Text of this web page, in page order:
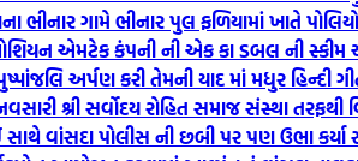
ભીનાર ગામે ભીનાર પુલ ફળિયામાં ખાતે પોલિયો
એમટેક કંપની ની એક કા ડબલ ની સ્કીમ
અર્પણ કરી તેમની યાદ માં મધુર
શ્રી સર્વોદય રોહિત સમાજ સંસ્થા
સાથે વાંસદા પોલીસ ની છબી પર પણ ઉભા કર્યા